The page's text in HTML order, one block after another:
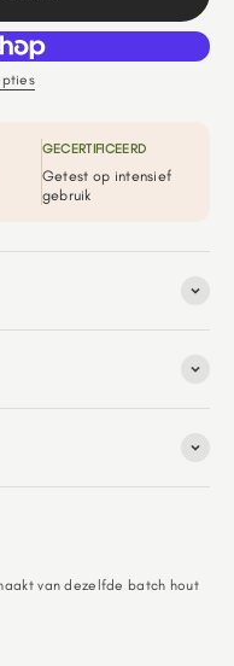
GECERTIFICEERD
Getest op intensief
gebruik
van dezelfde batch hout